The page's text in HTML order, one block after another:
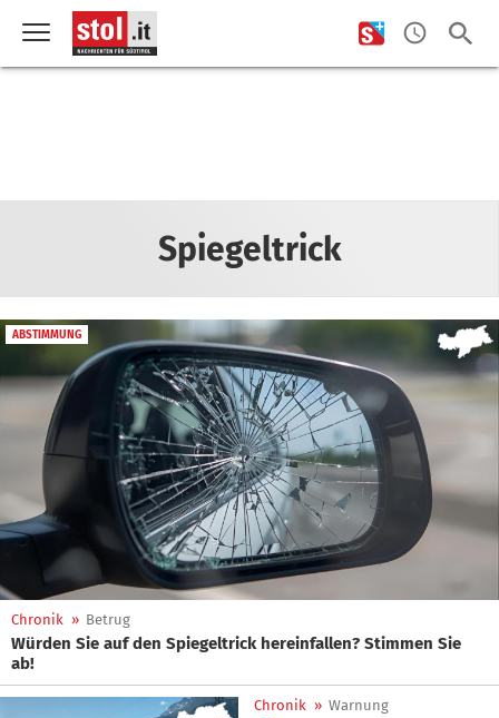
Spiegeltrick
ABSTIMMUNG
Chronik » Betrug
Würden Sie auf den Spiegeltrick hereinfallen? Stimmen Sie
ab!
Chronik » Warnung